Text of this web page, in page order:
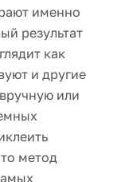
именно
результат
как
и другие
или
метод